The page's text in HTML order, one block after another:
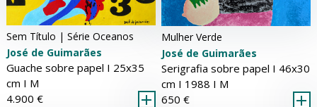
Sem Título | Série Oceanos
José de Guimarães
Guache sobre papel Ι 25x35
cm Ι M
4.900 €
Mulher Verde
José de Guimarães
Serigrafia sobre papel Ι 46x30
cm Ι 1988 Ι M
650 €